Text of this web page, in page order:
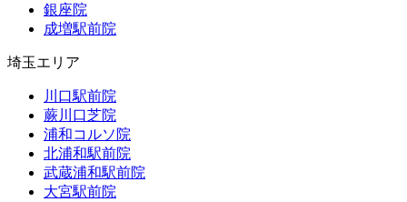
銀座院
成増駅前院
埼玉エリア
川口駅前院
蕨川口芝院
浦和コルソ院
北浦和駅前院
武蔵浦和駅前院
大宮駅前院